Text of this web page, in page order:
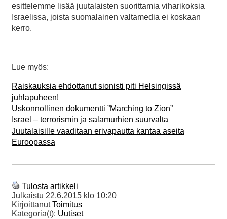
esittelemme lisää juutalaisten suorittamia viharikoksia
Israelissa, joista suomalainen valtamedia ei koskaan
kerro.
Lue myös:
Raiskauksia ehdottanut sionisti piti Helsingissä
juhlapuheen!
Uskonnollinen dokumentti ”Marching to Zion”
Israel – terrorismin ja salamurhien suurvalta
Juutalaisille vaaditaan erivapautta kantaa aseita
Euroopassa
Tulosta artikkeli
Julkaistu 22.6.2015 klo 10:20
KirjoittanutToimitus
Kategoria(t): Uutiset